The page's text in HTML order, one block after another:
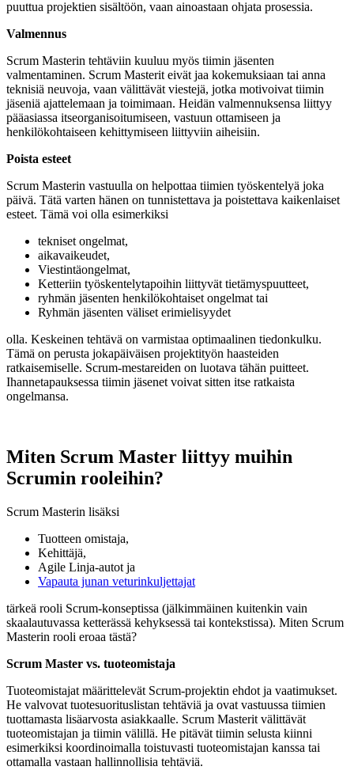
puuttua projektien sisältöön, vaan ainoastaan ohjata prosessia.
Valmennus
Scrum Masterin tehtäviin kuuluu myös tiimin jäsenten
valmentaminen. Scrum Masterit eivät jaa kokemuksiaan tai anna
teknisiä neuvoja, vaan välittävät viestejä, jotka motivoivat tiimin
jäseniä ajattelemaan ja toimimaan. Heidän valmennuksensa liittyy
pääasiassa itseorganisoitumiseen, vastuun ottamiseen ja
henkilökohtaiseen kehittymiseen liittyviin aiheisiin.
Poista esteet
Scrum Masterin vastuulla on helpottaa tiimien työskentelyä joka
päivä. Tätä varten hänen on tunnistettava ja poistettava kaikenlaiset
esteet. Tämä voi olla esimerkiksi
tekniset ongelmat,
aikavaikeudet,
Viestintäongelmat,
Ketteriin työskentelytapoihin liittyvät tietämyspuutteet,
ryhmän jäsenten henkilökohtaiset ongelmat tai
Ryhmän jäsenten väliset erimielisyydet
olla. Keskeinen tehtävä on varmistaa optimaalinen tiedonkulku.
Tämä on perusta jokapäiväisen projektityön haasteiden
ratkaisemiselle. Scrum-mestareiden on luotava tähän puitteet.
Ihannetapauksessa tiimin jäsenet voivat sitten itse ratkaista
ongelmansa.
Miten Scrum Master liittyy muihin
Scrumin rooleihin?
Scrum Masterin lisäksi
Tuotteen omistaja,
Kehittäjä,
Agile Linja-autot ja
Vapauta junan veturinkuljettajat
tärkeä rooli Scrum-konseptissa (jälkimmäinen kuitenkin vain
skaalautuvassa ketterässä kehyksessä tai kontekstissa). Miten Scrum
Masterin rooli eroaa tästä?
Scrum Master vs. tuoteomistaja
Tuoteomistajat määrittelevät Scrum-projektin ehdot ja vaatimukset.
He valvovat tuotesuorituslistan tehtäviä ja ovat vastuussa tiimien
tuottamasta lisäarvosta asiakkaalle. Scrum Masterit välittävät
tuoteomistajan ja tiimin välillä. He pitävät tiimin selusta kiinni
esimerkiksi koordinoimalla toistuvasti tuoteomistajan kanssa tai
ottamalla vastaan hallinnollisia tehtäviä.